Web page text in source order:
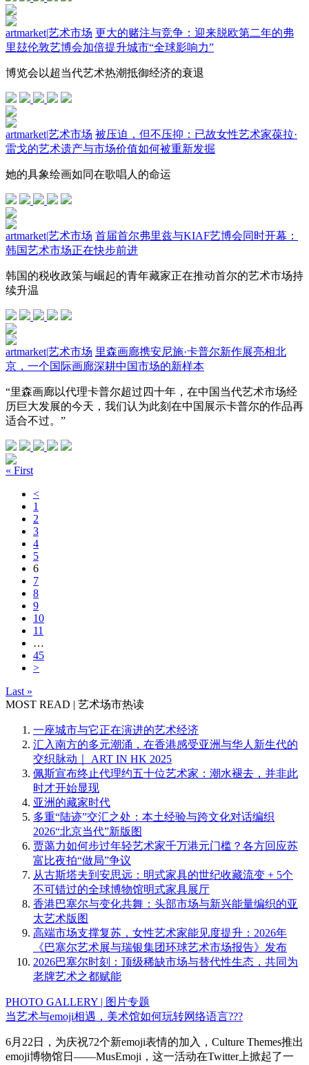
artmarket|艺术市场 更大的赌注与竞争：迎来脱欧第二年的弗
里玆伦敦艺博会加倍提升城市“全球影响力”
博览会以超当代艺术热潮抵御经济的衰退
artmarket|艺术市场 被压迫，但不压抑：已故女性艺术家葆拉·
雷戈的艺术遗产与市场价值如何被重新发掘
她的具象绘画如同在歌唱人的命运
artmarket|艺术市场 首届首尔弗里兹与KIAF艺博会同时开幕：
韩国艺术市场正在快步前进
韩国的税收政策与崛起的青年藏家正在推动首尔的艺术市场持
续升温
artmarket|艺术市场 里森画廊携安尼施·卡普尔新作展亮相北
京，一个国际画廊深耕中国市场的新样本
“里森画廊以代理卡普尔超过四十年，在中国当代艺术市场经
历巨大发展的今天，我们认为此刻在中国展示卡普尔的作品再
适合不过。”
« First
<
1
2
3
4
5
6
7
8
9
10
11
…
45
>
Last »
MOST READ | 艺术场市热读
一座城市与它正在演进的艺术经济
汇入南方的多元潮涌，在香港感受亚洲与华人新生代的
交织脉动｜ ART IN HK 2025
佩斯宣布终止代理约五十位艺术家：潮水褪去，并非此
时才开始显现
亚洲的藏家时代
多重“陆迹”交汇之处：本土经验与跨文化对话编织
2026“北京当代”新版图
贾蔼力如何步过年轻艺术家千万港元门槛？各方回应苏
富比夜拍“做局”争议
从古斯塔夫到安思远：明式家具的世纪收藏流变 + 5个
不可错过的全球博物馆明式家具展厅
香港巴塞尔与变化共舞：头部市场与新兴能量编织的亚
太艺术版图
高端市场支撑复苏，女性艺术家能见度提升：2026年
《巴塞尔艺术展与瑞银集团环球艺术市场报告》发布
2026巴塞尔时刻：顶级稀缺市场与替代性生态，共同为
老牌艺术之都赋能
PHOTO GALLERY | 图片专题
当艺术与emoji相遇，美术馆如何玩转网络语言???
6月22日，为庆祝72个新emoji表情的加入，Culture Themes推出
emoji博物馆日——MusEmoji，这一活动在Twitter上掀起了一